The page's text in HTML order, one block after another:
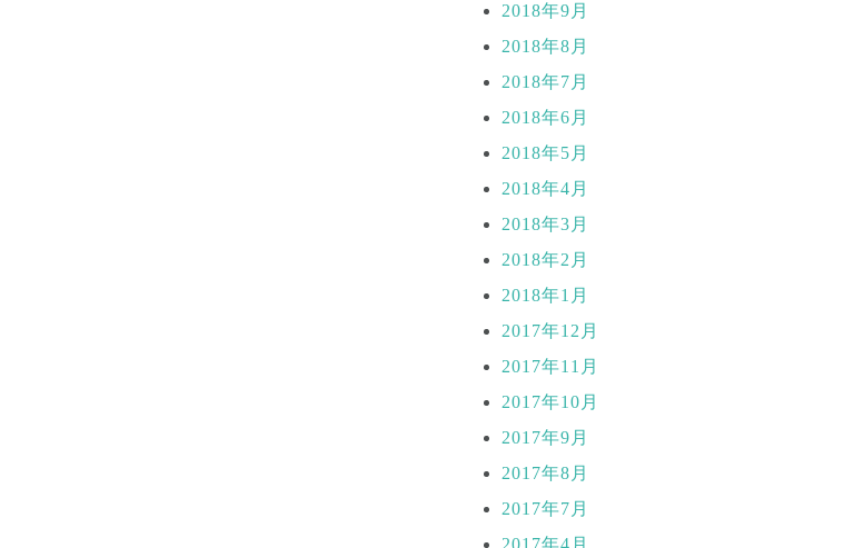
2018年9月
2018年8月
2018年7月
2018年6月
2018年5月
2018年4月
2018年3月
2018年2月
2018年1月
2017年12月
2017年11月
2017年10月
2017年9月
2017年8月
2017年7月
2017年4月